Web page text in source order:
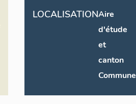
LOCALISATIONAire
d'étude
et
canton
Commune